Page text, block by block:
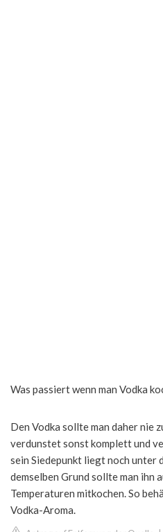
Was passiert wenn man Vodka
Den Vodka sollte man daher nie
verdunstet sonst komplett und
sein Siedepunkt liegt noch unter
demselben Grund sollte man ihn
Temperaturen mitkochen. So
Vodka-Aroma.